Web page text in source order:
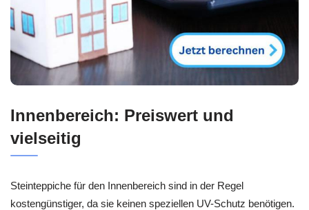
Innenbereich: Preiswert und
vielseitig
Steinteppiche für den Innenbereich sind in der Regel
kostengünstiger, da sie keinen speziellen UV-Schutz benötigen.